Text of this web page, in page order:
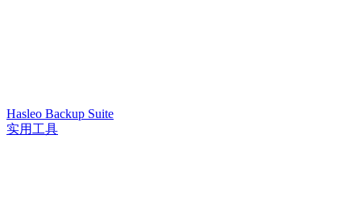
Hasleo Backup Suite
实用工具